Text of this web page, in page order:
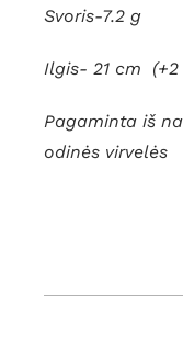
Svoris-7.2 g
Ilgis- 21 cm
Pagaminta iš
odinės virvelės